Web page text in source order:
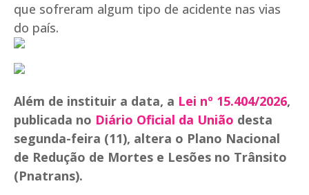
que sofreram algum tipo de acidente nas vias
do país.
Além de instituir a data, a Lei nº 15.404/2026,
publicada no Diário Oficial da União desta
segunda-feira (11), altera o Plano Nacional
de Redução de Mortes e Lesões no Trânsito
(Pnatrans).